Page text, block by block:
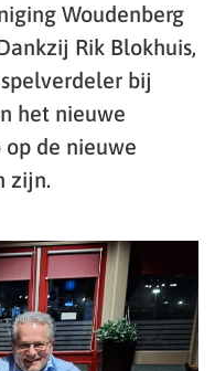
Woudenberg
Rik Blokhuis,
spelverdeler bij
het nieuwe
op de nieuwe
zijn.